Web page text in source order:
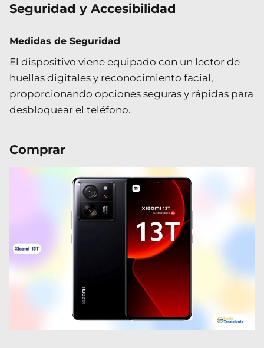
Seguridad y Accesibilidad
Medidas de Seguridad
El dispositivo viene equipado con un lector de
huellas digitales y reconocimiento facial,
proporcionando opciones seguras y rápidas para
desbloquear el teléfono.
Comprar